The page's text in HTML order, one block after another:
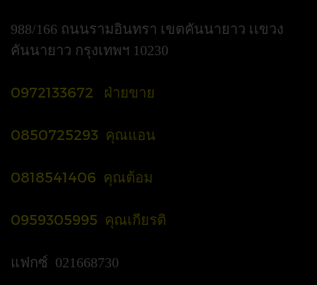
988/166 ถนนรามอินทรา เขตคันนายาว เเขวง
คันนายาว กรุงเทพฯ 10230
0972133672 ฝ่ายขาย
0850725293 คุณแอน
0818541406 คุณต้อม
0959305995 คุณเกียรติ
แฟกซ์ 021668730